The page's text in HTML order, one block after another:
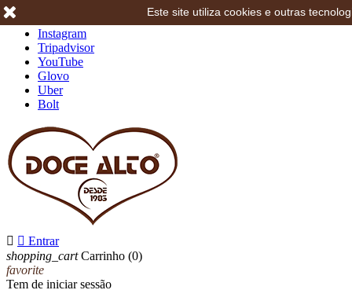
Instagram
Tripadvisor
YouTube
Glovo
Uber
Bolt
  Entrar
shopping_cart Carrinho (0)
favorite
Tem de iniciar sessão
Este site utiliza cookies e outras